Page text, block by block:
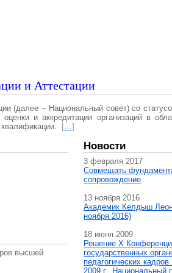
и Аттестации
(далее – Национальный совет) со
и аккредитации организаций в
[…]
высшей
Новости
3 февраля 2017
Совмещать
сопровождение
13 ноября 2016
Академик Келдыш
ноября 2016)
18 июня 2009
Решение X
государственных
педагогических
2009 г., Национальный